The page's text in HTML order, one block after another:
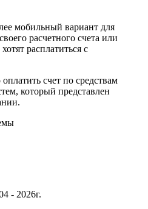
мобильный вариант для
расчетного счета или
расплатиться с
счет по средствам
который представлен
- 2026г.